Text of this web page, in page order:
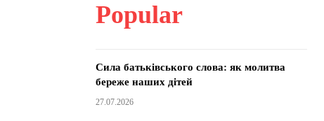
Popular
Сила батьківського слова: як молитва
береже наших дітей
27.07.2026